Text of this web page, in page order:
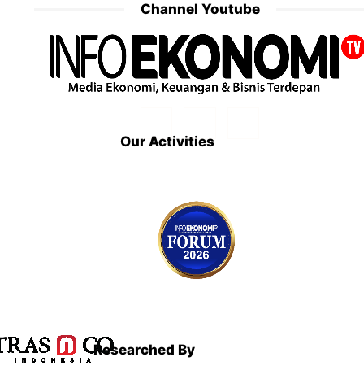
Channel Youtube
Our Activities
Researched By